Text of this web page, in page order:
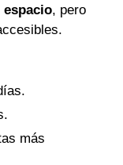
espacio, pero
más